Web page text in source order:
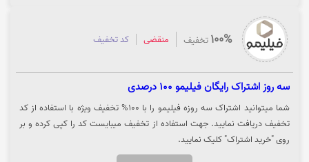
100% تخفیف منقضی کد تخفیف
سه روز اشتراک رایگان فیلیمو 100 درصدی
شما میتوانید اشتراک سه روزه فیلیمو را با 100% تخفیف ویژه با استفاده از کد
تخفیف دریافت نمایید. جهت استفاده از تخفیف میبایست کد را کپی کرده و بر
روی "خرید اشتراک" کلیک نمایید.